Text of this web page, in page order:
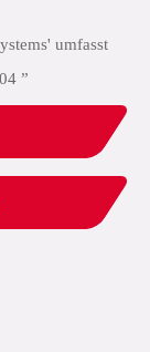
umfasst
”